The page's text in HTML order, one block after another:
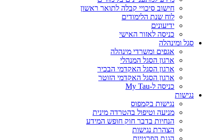
חישוב סיכויי קבלה לתואר ראשון
לוח שנת הלימודים
ידיעונים
כניסה לאזור האישי
סגל ומינהלה
אגפים ומשרדי מינהלה
ארגון הסגל המנהלי
ארגון הסגל האקדמי הבכיר
ארגון הסגל האקדמי הזוטר
כניסה ל-My Tau
נגישות
נגישות בקמפוס
מניעה וטיפול בהטרדה מינית
הנחיות בדבר חוק חופש המידע
הצהרת נגישות